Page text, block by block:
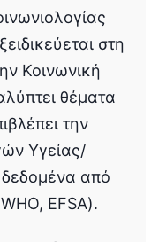
στη
Κοινωνική
θέματα
την
Υγείας/
από
EFSA).